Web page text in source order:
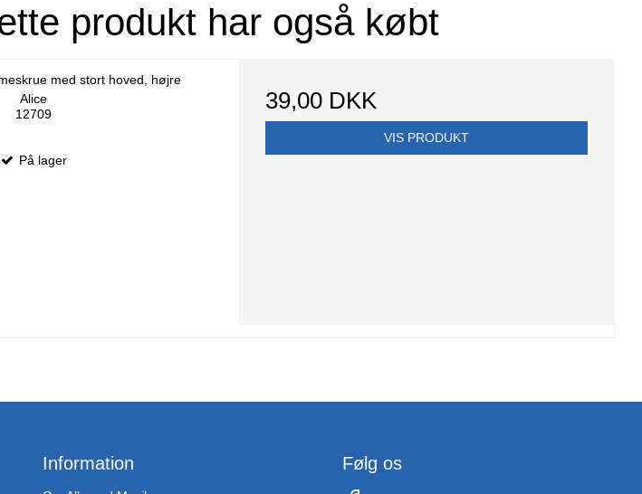
produkt har også købt
med stort hoved, højre
Alice
12709
På lager
39,00 DKK
VIS PRODUKT
Information Følg os